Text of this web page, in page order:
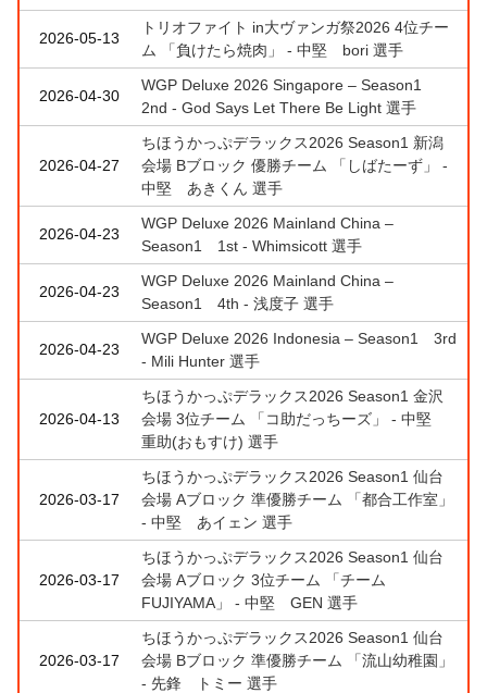
2026-05-13
トリオファイト in大ヴァンガ祭2026 4位チー
ム 「負けたら焼肉」 - 中堅 bori 選手
2026-04-30
WGP Deluxe 2026 Singapore – Season1
2nd - God Says Let There Be Light 選手
2026-04-27
ちほうかっぷデラックス2026 Season1 新潟
会場 Bブロック 優勝チーム 「しばたーず」 -
中堅 あきくん 選手
2026-04-23
WGP Deluxe 2026 Mainland China –
Season1 1st - Whimsicott 選手
2026-04-23
WGP Deluxe 2026 Mainland China –
Season1 4th - 浅度子 選手
2026-04-23
WGP Deluxe 2026 Indonesia – Season1 3rd
- Mili Hunter 選手
2026-04-13
ちほうかっぷデラックス2026 Season1 金沢
会場 3位チーム 「コ助だっちーズ」 - 中堅
重助(おもすけ) 選手
2026-03-17
ちほうかっぷデラックス2026 Season1 仙台
会場 Aブロック 準優勝チーム 「都合工作室」
- 中堅 あイェン 選手
2026-03-17
ちほうかっぷデラックス2026 Season1 仙台
会場 Aブロック 3位チーム 「チーム
FUJIYAMA」 - 中堅 GEN 選手
2026-03-17
ちほうかっぷデラックス2026 Season1 仙台
会場 Bブロック 準優勝チーム 「流山幼稚園」
- 先鋒 トミー 選手